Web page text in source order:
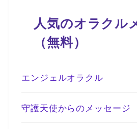
人気のオラクル
（無料）
エンジェルオラクル
守護天使からのメッセージ